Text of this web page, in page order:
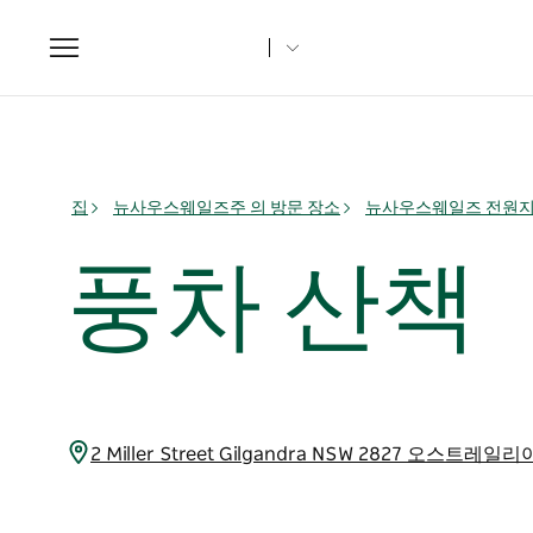
Toggle
navigation
집 뉴사우스웨일즈주 의 방문 장소 뉴사우스웨일즈 전원
풍차 산책
2 Miller Street Gilgandra NSW 2827 오스트레일리